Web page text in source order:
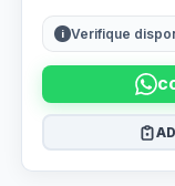
Verifique